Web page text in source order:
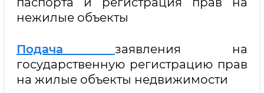
нежилые объекты
Подача заявления на
государственную регистрацию прав
на жилые объекты недвижимости